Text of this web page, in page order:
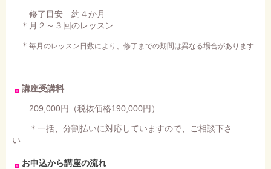
修了目安 約４か月
＊月２～３回のレッスン
＊ 毎月のレッスン日数により、修了までの期間は異なる場合があります
講座受講料
209,000円（税抜価格190,000円）
＊一括、分割払いに対応していますので、ご相談下さ
い
お申込から講座の流れ